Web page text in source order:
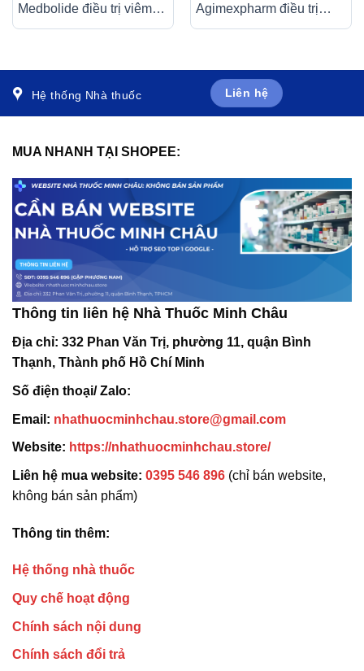
Medbolide điều trị viêm
Agimexpharm điều trị
Hệ thống Nhà thuốc Liên hệ
MUA NHANH TẠI SHOPEE:
Thông tin liên hệ Nhà Thuốc Minh Châu
Địa chỉ: 332 Phan Văn Trị, phường 11, quận Bình
Thạnh, Thành phố Hồ Chí Minh
Số điện thoại/ Zalo:
Email: nhathuocminhchau.store@gmail.com
Website: https://nhathuocminhchau.store/
Liên hệ mua website: 0395 546 896 (chỉ bán website,
không bán sản phẩm)
Thông tin thêm:
Hệ thống nhà thuốc
Quy chế hoạt động
Chính sách nội dung
Chính sách đổi trả